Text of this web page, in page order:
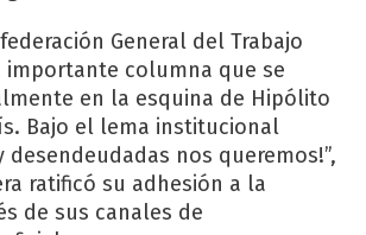
General del Trabajo
importante columna que se
en la esquina de Hipólito
Bajo el lema institucional
desendeudadas nos queremos!”,
ratificó su adhesión a la
de sus canales de